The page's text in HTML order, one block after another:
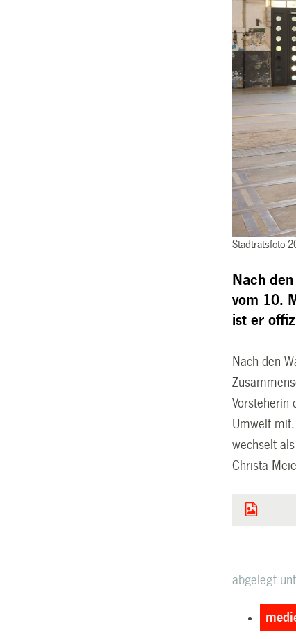
Stadtratsfoto
Nach
vom 10.
ist er
Nach den
Vorsteherin
Umwelt
wechselt
Christa
abgelegt